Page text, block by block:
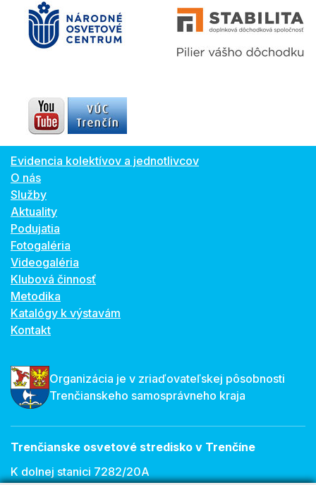
Evidencia kolektívov a jednotlivcov
O nás
Služby
Aktuality
Podujatia
Fotogaléria
Videogaléria
Klubová činnosť
Metodika
Katalógy k výstavám
Kontakt
Organizácia je v zriaďovateľskej pôsobnosti
Trenčianskeho samosprávneho kraja
Trenčianske osvetové stredisko v Trenčíne
K dolnej stanici 7282/20A